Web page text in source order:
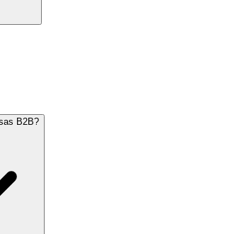
B2B?